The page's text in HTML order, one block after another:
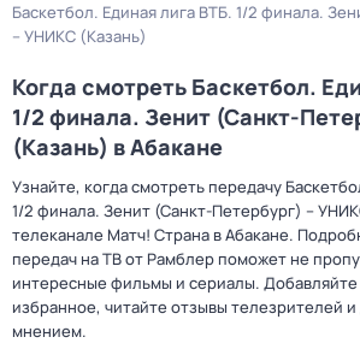
Баскетбол. Единая лига ВТБ. 1/2 финала.
– УНИКС (Казань)
Когда смотреть Баскетбол.
1/2 финала. Зенит (Санкт-
(Казань) в Абакане
Узнайте, когда смотреть передачу
1/2 финала. Зенит (Санкт-Петербург) –
телеканале Матч! Страна в Абакане.
передач на ТВ от Рамблер поможет не
интересные фильмы и сериалы. Добавляйте
избранное, читайте отзывы телезрителей
мнением.